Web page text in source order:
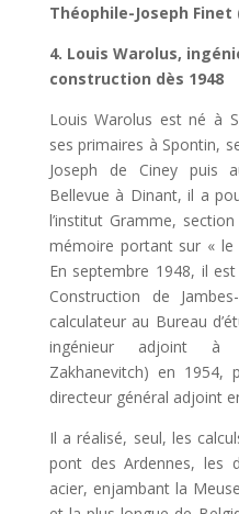
Théophile-Joseph Finet
4. Louis Warolus,
construction dès 1948
Louis Warolus est né à
ses primaires à Spontin,
Joseph de Ciney puis
Bellevue à Dinant, il a
l’institut Gramme,
mémoire portant sur « le
En septembre 1948, il
Construction de
calcula­teur au Bureau
ingénieur adjoint à
Zakhanevitch) en 1954,
directeur général adjoint
Il a réalisé, seul, les
pont des Ardennes, les
acier, enjam­bant la